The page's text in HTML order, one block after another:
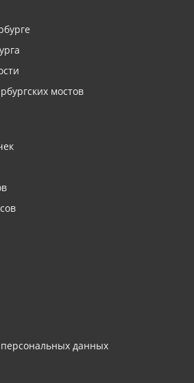
мостов
данных